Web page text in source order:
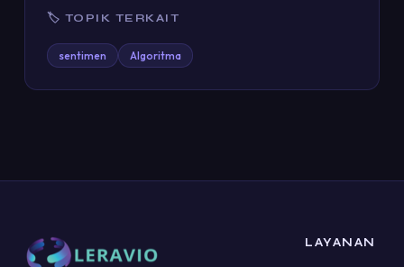
🏷 TOPIK TERKAIT
sentimen Algoritma
LAYANAN